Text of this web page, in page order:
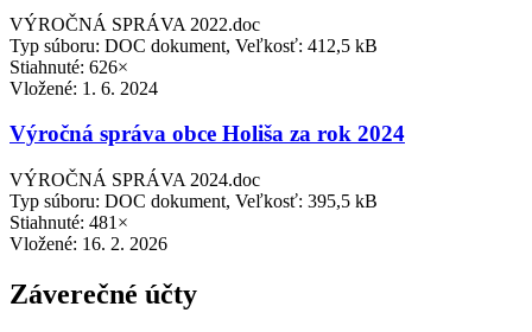
VÝROČNÁ SPRÁVA 2022.doc
Typ súboru: DOC dokument, Veľkosť: 412,5 kB
Stiahnuté: 626×
Vložené: 1. 6. 2024
Výročná správa obce Holiša za rok 2024
VÝROČNÁ SPRÁVA 2024.doc
Typ súboru: DOC dokument, Veľkosť: 395,5 kB
Stiahnuté: 481×
Vložené: 16. 2. 2026
Záverečné účty